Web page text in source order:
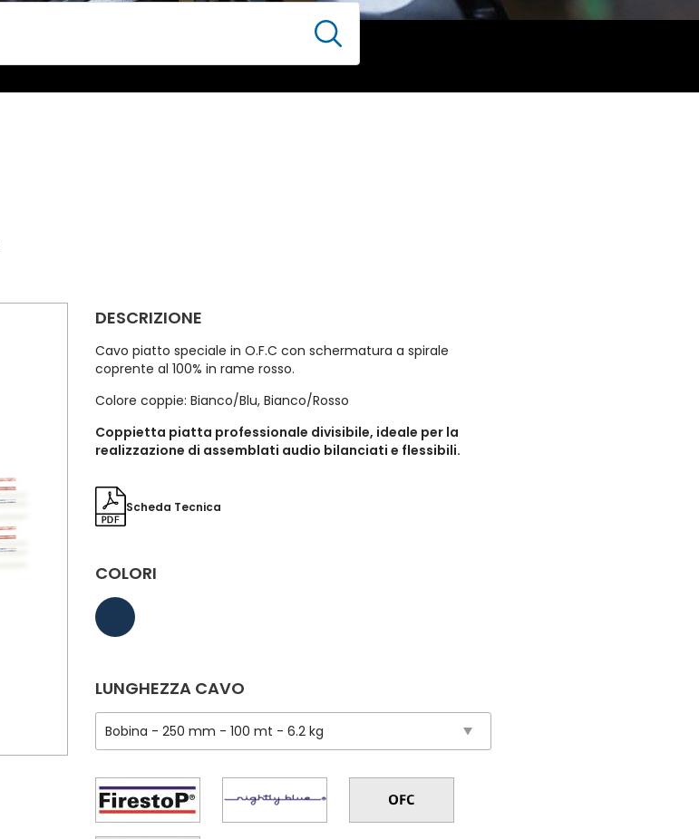
DESCRIZIONE
Cavo piatto speciale in O.F.C con schermatura a spirale
coprente al 100% in rame rosso.
Colore coppie: Bianco/Blu, Bianco/Rosso
Coppietta piatta professionale divisibile, ideale per la
realizzazione di assemblati audio bilanciati e flessibili.
Scheda Tecnica
COLORI
LUNGHEZZA CAVO